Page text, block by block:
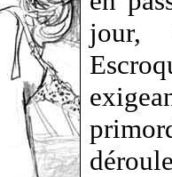
jour,